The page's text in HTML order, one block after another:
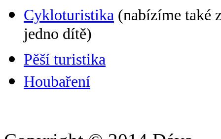
Cykloturistika (nabízíme také
jedno dítě)
Pěší turistika
Houbaření